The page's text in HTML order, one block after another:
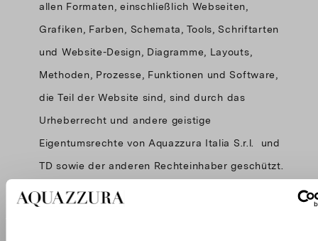
allen Formaten, einschließlich Webseiten,
Grafiken, Farben, Schemata, Tools, Schriftarten
und Website-Design, Diagramme, Layouts,
Methoden, Prozesse, Funktionen und Software,
die Teil der Website sind, sind durch das
Urheberrecht und andere geistige
Eigentumsrechte von Aquazzura Italia S.r.l. und
TD sowie der anderen Rechteinhaber geschützt.